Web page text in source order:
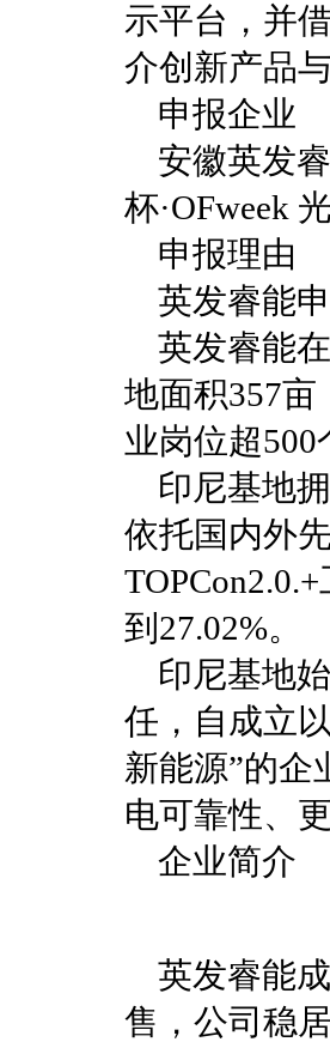
示平台，并
介创新产品
申报企业
安徽英发
杯·OFweek
申报理由
英发睿能
英发睿能
地面积357
业岗位超500
印尼基地
依托国内外
到27.02%。
印尼基地
任，自成立
新能源”的企
电可靠性、
企业简介
英发睿能
售，公司稳